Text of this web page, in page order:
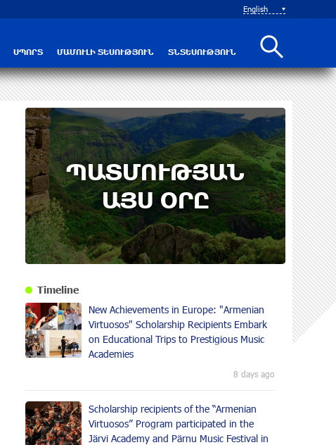
English
ՍՊՈՐՏ ՄԱՄՈՒԼԻ ՏԵՍՈՒԹՅՈՒՆ ՏՆՏԵՍՈՒԹՅՈՒՆ
ՊԱՏՄՈՒԹՅԱՆ
ԱՅՍ ՕՐԸ
Timeline
New Achievements in Europe: "Armenian
Virtuosos" Scholarship Recipients Embark
on Educational Trips to Prestigious Music
Academies
8 days ago
Scholarship recipients of the “Armenian
Virtuosos” Program participated in the
Järvi Academy and Pärnu Music Festival in